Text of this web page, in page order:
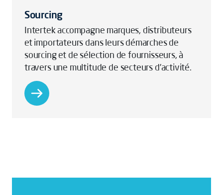
Sourcing
Intertek accompagne marques, distributeurs
et importateurs dans leurs démarches de
sourcing et de sélection de fournisseurs, à
travers une multitude de secteurs d’activité.